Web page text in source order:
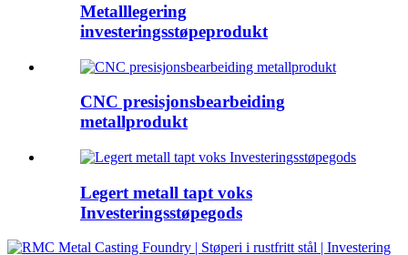
Metalllegering
investeringsstøpeprodukt
CNC presisjonsbearbeiding
metallprodukt
Legert metall tapt voks
Investeringsstøpegods